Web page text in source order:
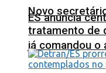
Novo
já comandou o
ES anuncia
tratamento de